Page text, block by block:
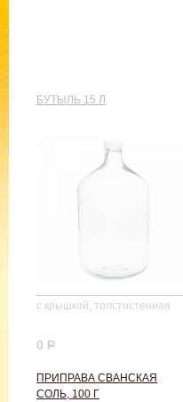
БУТЫЛЬ 15 Л
с крышкой, толстостенная
0 Р
ПРИПРАВА СВАНСКАЯ
СОЛЬ, 100 Г